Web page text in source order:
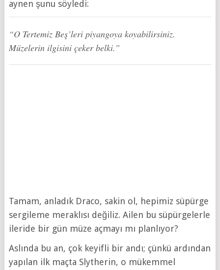
aynen şunu söyledi:
“O Tertemiz Beş’leri piyangoya koyabilirsiniz.
Müzelerin ilgisini çeker belki.”
Tamam, anladık Draco, sakin ol, hepimiz süpürge
sergileme meraklısı değiliz. Ailen bu süpürgelerle
ileride bir gün müze açmayı mı planlıyor?
Aslında bu an, çok keyifli bir andı; çünkü ardından
yapılan ilk maçta Slytherin, o mükemmel